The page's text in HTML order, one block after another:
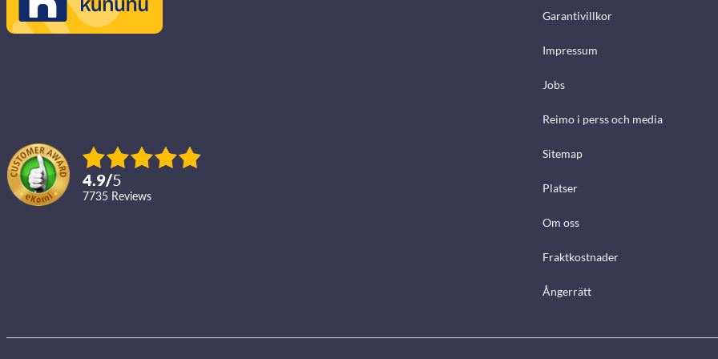
4.9/5
7735 reviews
Garantivillkor
Impressum
Jobs
Reimo i perss och media
Sitemap
Platser
Om oss
Fraktkostnader
Ångerrätt